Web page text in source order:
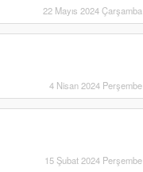
22 Mayıs 2024 Çarşamba
4 Nisan 2024 Perşembe
15 Şubat 2024 Perşembe